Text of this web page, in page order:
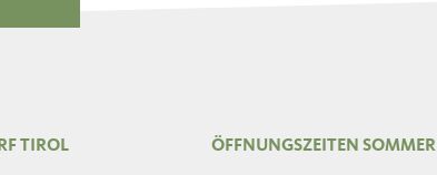
TIROL ÖFFNUNGSZEITEN SOMMER